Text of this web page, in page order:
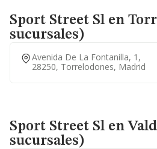
Sport Street Sl en
sucursales)
Avenida De La Fontanilla, 1,
28250, Torrelodones, Madrid
Sport Street Sl en
sucursales)